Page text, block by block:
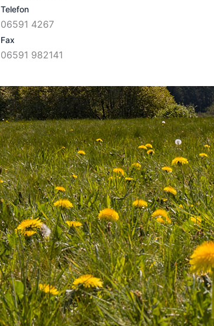
Telefon
06591 4267
Fax
06591 982141